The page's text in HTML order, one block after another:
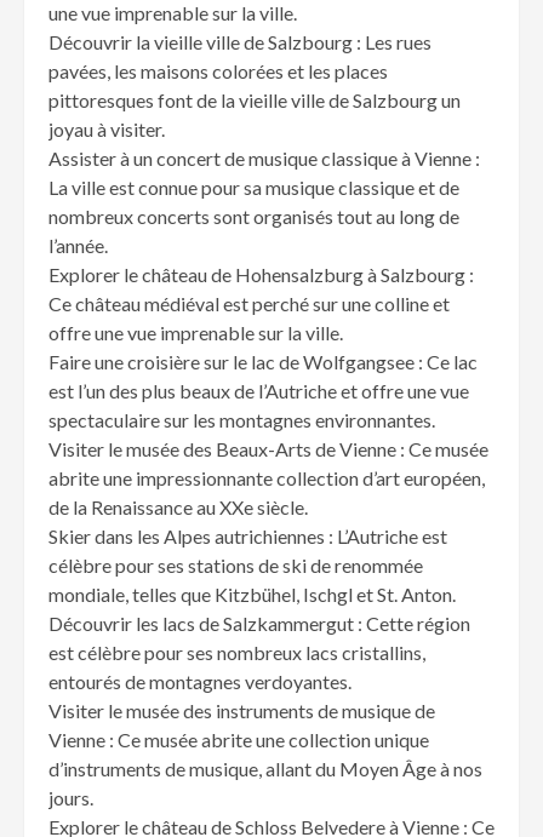
une vue imprenable sur la ville.
Découvrir la vieille ville de Salzbourg : Les rues
pavées, les maisons colorées et les places
pittoresques font de la vieille ville de Salzbourg un
joyau à visiter.
Assister à un concert de musique classique à Vienne :
La ville est connue pour sa musique classique et de
nombreux concerts sont organisés tout au long de
l’année.
Explorer le château de Hohensalzburg à Salzbourg :
Ce château médiéval est perché sur une colline et
offre une vue imprenable sur la ville.
Faire une croisière sur le lac de Wolfgangsee : Ce lac
est l’un des plus beaux de l’Autriche et offre une vue
spectaculaire sur les montagnes environnantes.
Visiter le musée des Beaux-Arts de Vienne : Ce musée
abrite une impressionnante collection d’art européen,
de la Renaissance au XXe siècle.
Skier dans les Alpes autrichiennes : L’Autriche est
célèbre pour ses stations de ski de renommée
mondiale, telles que Kitzbühel, Ischgl et St. Anton.
Découvrir les lacs de Salzkammergut : Cette région
est célèbre pour ses nombreux lacs cristallins,
entourés de montagnes verdoyantes.
Visiter le musée des instruments de musique de
Vienne : Ce musée abrite une collection unique
d’instruments de musique, allant du Moyen Âge à nos
jours.
Explorer le château de Schloss Belvedere à Vienne : Ce